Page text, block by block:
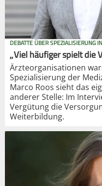
DEBATTE ÜBER SPEZIALISIERUNG
„Viel häufiger spielt die
Ärzteorganisationen
Spezialisierung der
Marco Roos sieht das
anderer Stelle: Im
Vergütung die
Weiterbildung.